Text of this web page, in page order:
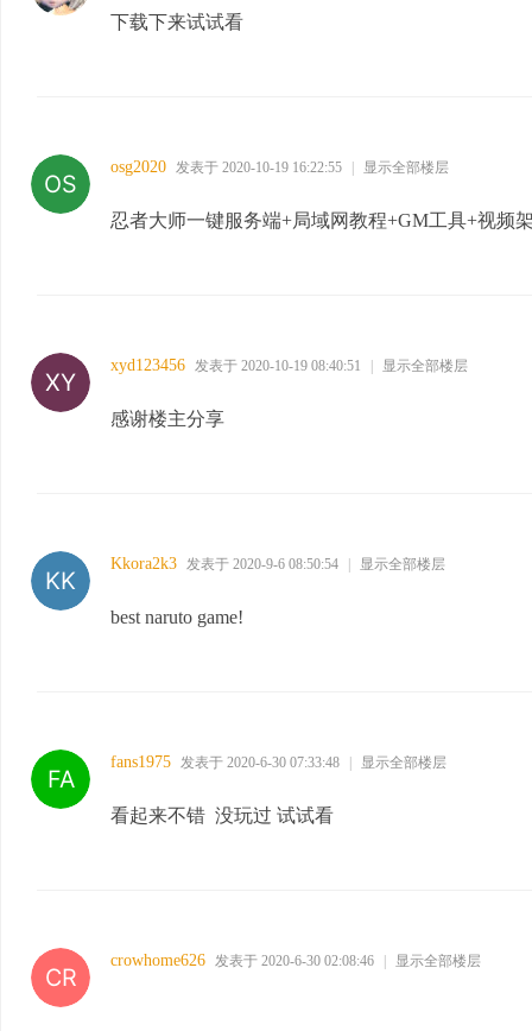
下载下来试试看
osg2020 发表于 2020-10-19 16:22:55 显示全部楼层
忍者大师一键服务端+局域网教程+GM工具+视频
xyd123456 发表于 2020-10-19 08:40:51 显示全部楼层
感谢楼主分享
Kkora2k3 发表于 2020-9-6 08:50:54 显示全部楼层
best naruto game!
fans1975 发表于 2020-6-30 07:33:48 显示全部楼层
看起来不错 没玩过 试试看
crowhome626 发表于 2020-6-30 02:08:46 显示全部楼层